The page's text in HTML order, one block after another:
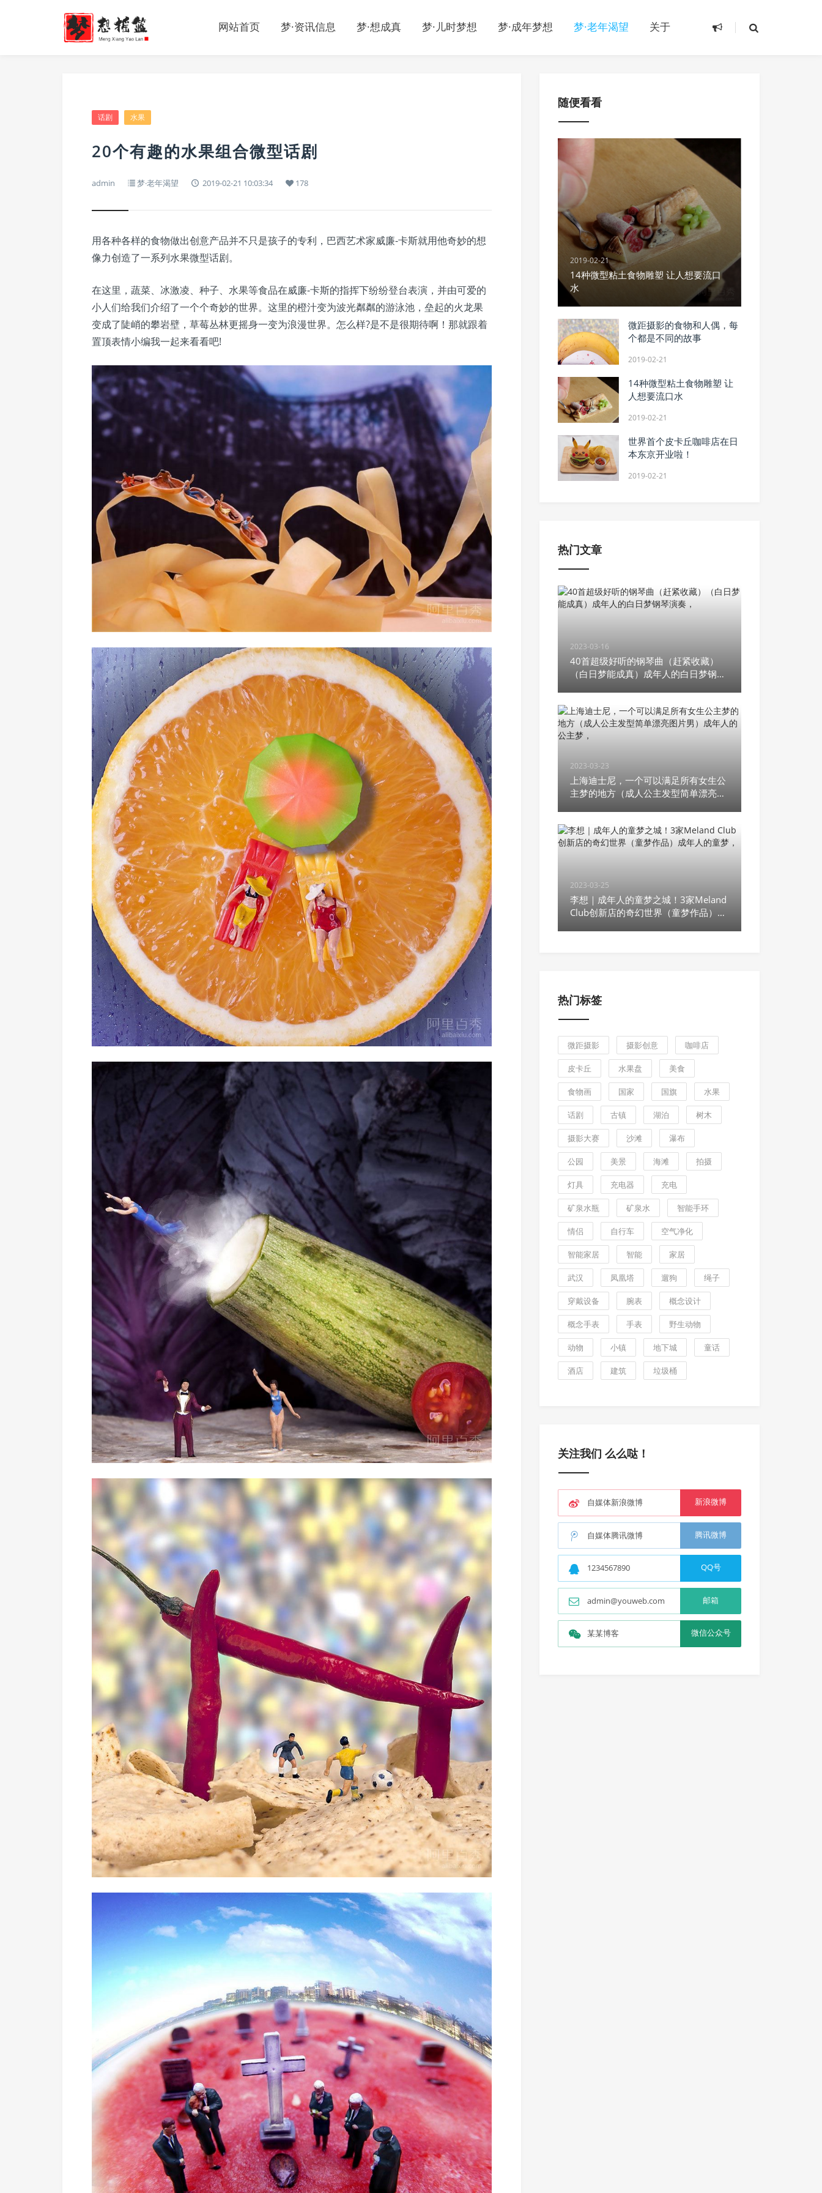
网站首页 梦·资讯信息 梦·想成真 梦·儿时梦想 梦·成年梦想 梦·老年渴望 关于
话剧 水果
20个有趣的水果组合微型话剧
admin 梦·老年渴望 2019-02-21 10:03:34 178
用各种各样的食物做出创意产品并不只是孩子的专利，巴西艺术家威廉-卡斯就用他奇妙的想
像力创造了一系列水果微型话剧。
在这里，蔬菜、冰激凌、种子、水果等食品在威廉-卡斯的指挥下纷纷登台表演，并由可爱的
小人们给我们介绍了一个个奇妙的世界。这里的橙汁变为波光粼粼的游泳池，垒起的火龙果
变成了陡峭的攀岩壁，草莓丛林更摇身一变为浪漫世界。怎么样?是不是很期待啊！那就跟着
置顶表情小编我一起来看看吧!
随便看看
2019-02-21
14种微型粘土食物雕塑 让人想要流口
水
微距摄影的食物和人偶，每
个都是不同的故事
2019-02-21
14种微型粘土食物雕塑 让
人想要流口水
2019-02-21
世界首个皮卡丘咖啡店在日
本东京开业啦！
2019-02-21
热门文章
2023-03-16
40首超级好听的钢琴曲（赶紧收藏）
（白日梦能成真）成年人的白日梦钢琴
2023-03-23
上海迪士尼，一个可以满足所有女生公
主梦的地方（成人公主发型简单漂亮图
2023-03-25
李想｜成年人的童梦之城！3家Meland
Club创新店的奇幻世界（童梦作品）成
热门标签
微距摄影 摄影创意 咖啡店
皮卡丘 水果盘 美食
食物画 国家 国旗 水果
话剧 古镇 湖泊 树木
摄影大赛 沙滩 瀑布
公园 美景 海滩 拍摄
灯具 充电器 充电
矿泉水瓶 矿泉水 智能手环
情侣 自行车 空气净化
智能家居 智能 家居
武汉 凤凰塔 遛狗 绳子
穿戴设备 腕表 概念设计
概念手表 手表 野生动物
动物 小镇 地下城 童话
酒店 建筑 垃圾桶
关注我们 么么哒！
自媒体新浪微博 新浪微博
自媒体腾讯微博 腾讯微博
1234567890 QQ号
admin@youweb.com 邮箱
某某博客 微信公众号